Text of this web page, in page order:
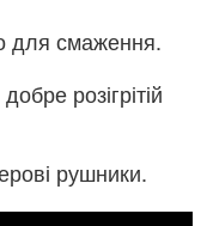
для смаження.
розігрітій
рушники.